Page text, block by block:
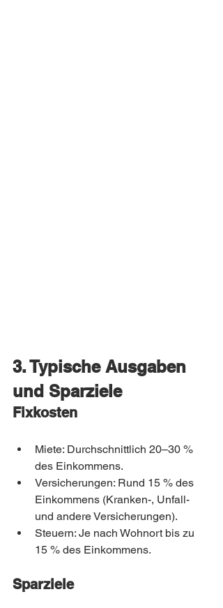
3. Typische Ausgaben
und Sparziele
Fixkosten
Miete: Durchschnittlich 20–30 %
des Einkommens.
Versicherungen: Rund 15 % des
Einkommens (Kranken-, Unfall-
und andere Versicherungen).
Steuern: Je nach Wohnort bis zu
15 % des Einkommens.
Sparziele